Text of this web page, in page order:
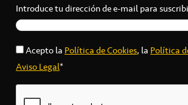
Introduce tu dirección de e-mail para
Acepto laPolítica de Cookies, laPolítica
Aviso Legal*